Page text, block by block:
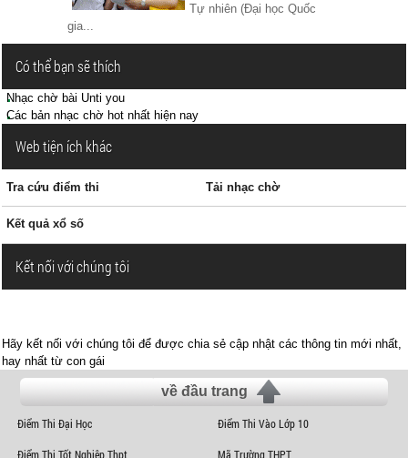
Tự nhiên (Đại học Quốc
gia...
Có thể bạn sẽ thích
Nhạc chờ bài Unti you
Các bản nhạc chờ hot nhất hiện nay
Web tiện ích khác
Tra cứu điểm thi Tải nhạc chờ
Kết quả xổ số
Kết nối với chúng tôi
Hãy kết nối với chúng tôi để được chia sẻ cập nhật các thông tin mới nhất,
hay nhất từ con gái
về đầu trang
Điểm Thi Đại Học Điểm Thi Vào Lớp 10
Điểm Thi Tốt Nghiệp Thpt Mã Trường THPT